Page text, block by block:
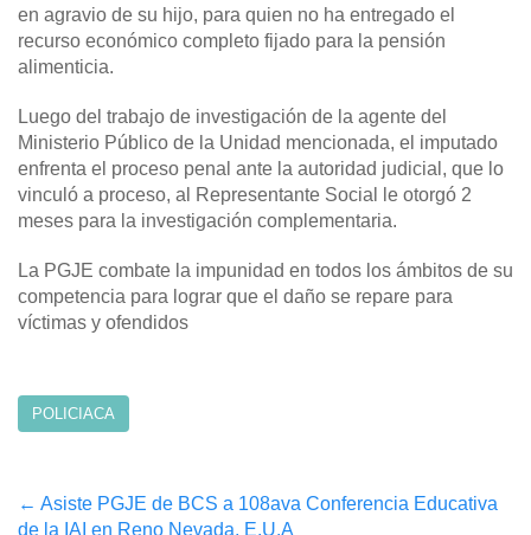
en agravio de su hijo, para quien no ha entregado el
recurso económico completo fijado para la pensión
alimenticia.
Luego del trabajo de investigación de la agente del
Ministerio Público de la Unidad mencionada, el imputado
enfrenta el proceso penal ante la autoridad judicial, que lo
vinculó a proceso, al Representante Social le otorgó 2
meses para la investigación complementaria.
La PGJE combate la impunidad en todos los ámbitos de su
competencia para lograr que el daño se repare para
víctimas y ofendidos
POLICIACA
Post
← Asiste PGJE de BCS a 108ava Conferencia Educativa
de la IAI en Reno Nevada, E.U.A